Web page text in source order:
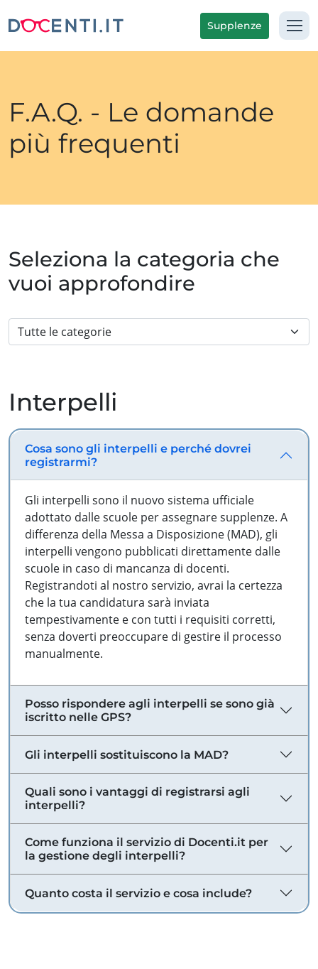
Supplenze
F.A.Q. - Le domande
più frequenti
Seleziona la categoria che
vuoi approfondire
Interpelli
Cosa sono gli interpelli e perché dovrei
registrarmi?
Gli interpelli sono il nuovo sistema ufficiale
adottato dalle scuole per assegnare supplenze. A
differenza della Messa a Disposizione (MAD), gli
interpelli vengono pubblicati direttamente dalle
scuole in caso di mancanza di docenti.
Registrandoti al nostro servizio, avrai la certezza
che la tua candidatura sarà inviata
tempestivamente e con tutti i requisiti corretti,
senza doverti preoccupare di gestire il processo
manualmente.
Posso rispondere agli interpelli se sono già
iscritto nelle GPS?
Gli interpelli sostituiscono la MAD?
Quali sono i vantaggi di registrarsi agli
interpelli?
Come funziona il servizio di Docenti.it per
la gestione degli interpelli?
Quanto costa il servizio e cosa include?